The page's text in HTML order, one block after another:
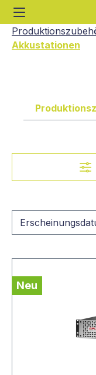
springen
Akkustationen
Neu